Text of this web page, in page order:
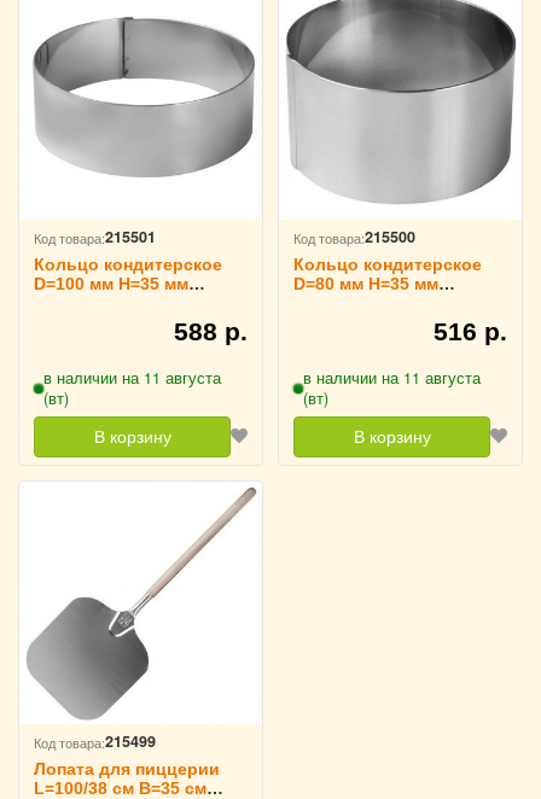
Код товара:215501
Кольцо кондитерское
D=100 мм H=35 мм
588 р.
в наличии на 11 августа
(вт)
В корзину
Код товара:215500
Кольцо кондитерское
D=80 мм H=35 мм
516 р.
в наличии на 11 августа
(вт)
В корзину
Код товара:215499
Лопата для пиццерии
L=100/38 см B=35 см